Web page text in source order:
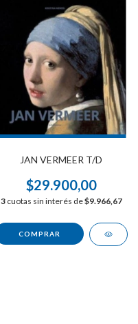
JAN VERMEER T/D
$29.900,00
3 cuotas sin interés de$9.966,67